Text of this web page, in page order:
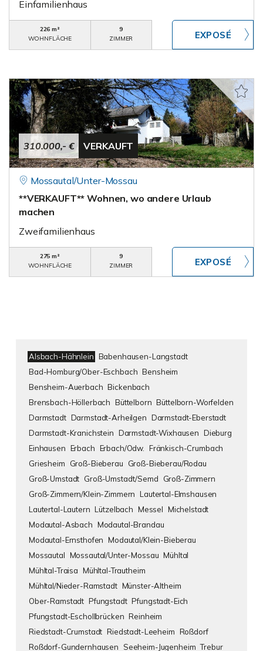
Einfamilienhaus
226 m²
WOHNFLÄCHE
9
ZIMMER
310.000,- € VERKAUFT
Mossautal/Unter-Mossau
**VERKAUFT** Wohnen, wo andere Urlaub
machen
Zweifamilienhaus
275 m²
WOHNFLÄCHE
9
ZIMMER
Alsbach-Hähnlein Babenhausen-Langstadt
Bad-Homburg/Ober-Eschbach Bensheim
Bensheim-Auerbach Bickenbach
Brensbach-Höllerbach Büttelborn Büttelborn-Worfelden
Darmstadt Darmstadt-Arheilgen Darmstadt-Eberstadt
Darmstadt-Kranichstein Darmstadt-Wixhausen Dieburg
Einhausen Erbach Erbach/Odw.
Fränkisch-Crumbach
Griesheim
Groß-Bieberau
Groß-Bieberau/Rodau
Groß-Umstadt Groß-Umstadt/Semd
Groß-Zimmern
Groß-Zimmern/Klein-Zimmern Lautertal-Elmshausen
Lautertal-Lautern Lützelbach Messel Michelstadt
Modautal-Asbach Modautal-Brandau
Modautal-Ernsthofen Modautal/Klein-Bieberau
Mossautal Mossautal/Unter-Mossau Mühltal
Mühltal-Traisa Mühltal-Trautheim
Mühltal/Nieder-Ramstadt Münster-Altheim
Ober-Ramstadt Pfungstadt Pfungstadt-Eich
Pfungstadt-Eschollbrücken Reinheim
Riedstadt-Crumstadt Riedstadt-Leeheim Roßdorf
Roßdorf-Gundernhausen Seeheim-Jugenheim Trebur